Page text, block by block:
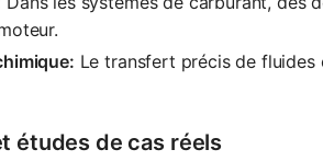
Le transfert précis de fluides
études de cas réels